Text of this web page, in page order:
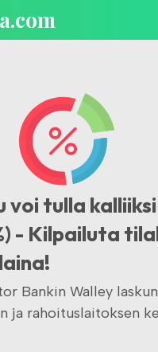
voi tulla
- Kilpailuta
Bankin Walley
ja rahoituslaitoksen